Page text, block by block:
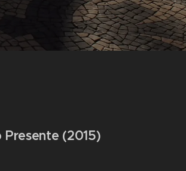
Presente (2015)